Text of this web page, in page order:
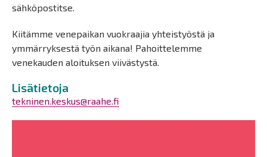
sähköpostitse.
Kiitämme venepaikan vuokraajia yhteistyöstä ja
ymmärryksestä työn aikana! Pahoittelemme
venekauden aloituksen viivästystä.
Lisätietoja
tekninen.keskus@raahe.fi